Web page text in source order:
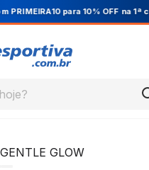
10% OFF na 1ª compra